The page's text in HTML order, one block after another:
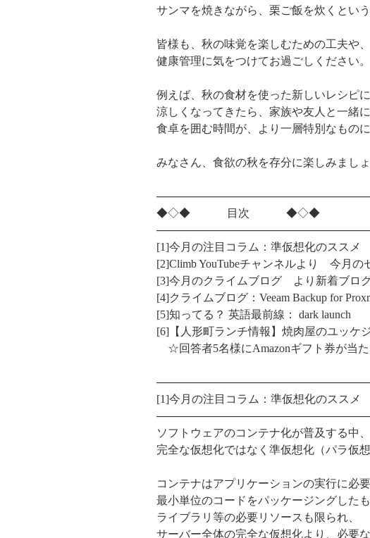
サンマを焼きながら、栗ご飯を炊くとい
皆様も、秋の味覚を楽しむための工夫や、
健康管理に気をつけてお過ごしください。
例えば、秋の食材を使った新しいレシピに
涼しくなってきたら、家族や友人と一緒
食卓を囲む時間が、より一層特別なもの
みなさん、食欲の秋を存分に楽しみましょ
◆◇◆ 目次 ◆◇◆
[1]今月の注目コラム：準仮想化のススメ
[2]Climb YouTubeチャンネルより 今月の
[3]今月のクライムブログ より新着ブログ
[4]クライムブログ：Veeam Backup for
[5]知ってる？ 英語最前線： dark launch
[6]【人形町ランチ情報】焼肉屋のユッケ
☆回答者5名様にAmazonギフト券が当
[1]今月の注目コラム：準仮想化のススメ
ソフトウェアのコンテナ化が普及する中、
完全な仮想化ではなく準仮想化（パラ仮
コンテナはアプリケーションの実行に必
最小単位のコードをパッケージングしたも
ライブラリ等の必要リソースも限られ、
サーバー全体の完全な仮想化より、必要